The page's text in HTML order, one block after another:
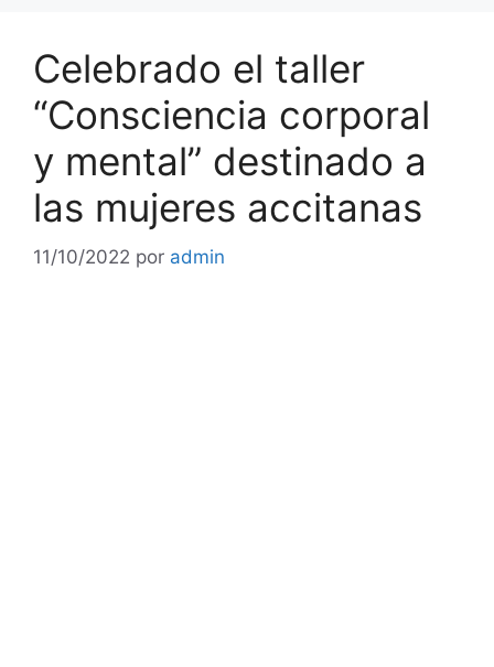
Celebrado el taller
“Consciencia corporal
y mental” destinado a
las mujeres accitanas
11/10/2022 por admin